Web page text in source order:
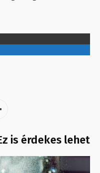
is érdekes lehet